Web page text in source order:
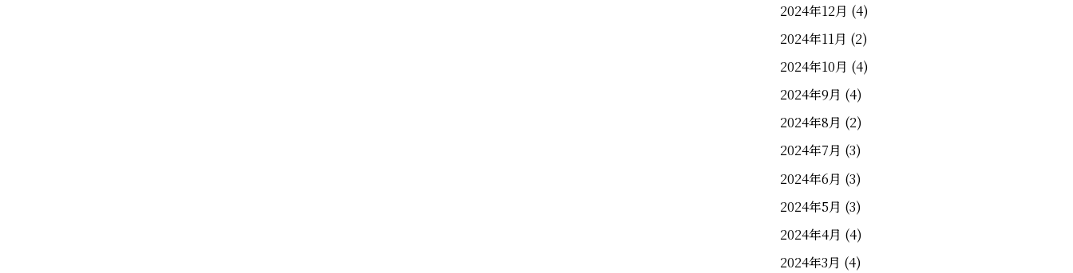
2024年12月 (4)
2024年11月 (2)
2024年10月 (4)
2024年9月 (4)
2024年8月 (2)
2024年7月 (3)
2024年6月 (3)
2024年5月 (3)
2024年4月 (4)
2024年3月 (4)